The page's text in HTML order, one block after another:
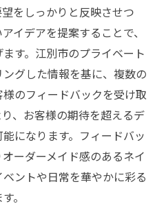
をしっかりと反映させつ
イデアを提案することで、
す。江別市のプライベート
グした情報を基に、複数の
のフィードバックを受け取
、お客様の期待を超えるデ
になります。フィードバッ
ーダーメイド感のあるネイ
ントや日常を華やかに彩る
。